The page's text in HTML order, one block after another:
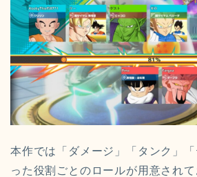
本作では「ダメージ」「タンク」
った役割ごとのロールが用意され